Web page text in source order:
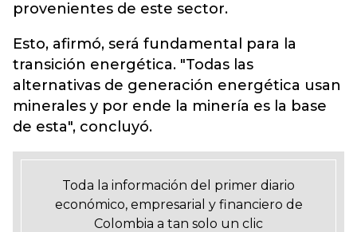
provenientes de este sector.
Esto, afirmó, será fundamental para la
transición energética. "Todas las
alternativas de generación energética usan
minerales y por ende la minería es la base
de esta", concluyó.
Toda la información del primer diario
económico, empresarial y financiero de
Colombia a tan solo un clic